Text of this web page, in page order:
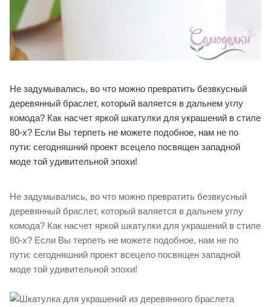
Не задумывались, во что можно превратить безвкусный
деревянный браслет, который валяется в дальнем углу
комода? Как насчет яркой шкатулки для украшений в стиле
80-х? Если Вы терпеть не можете подобное, нам не по
пути: сегодняшний проект всецело посвящен западной
моде той удивительной эпохи!
Не задумывались, во что можно превратить безвкусный
деревянный браслет, который валяется в дальнем углу
комода? Как насчет яркой шкатулки для украшений в стиле
80-х? Если Вы терпеть не можете подобное, нам не по
пути: сегодняшний проект всецело посвящен западной
моде той удивительной эпохи!